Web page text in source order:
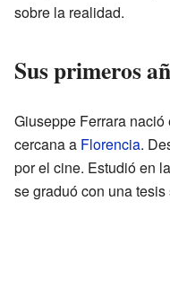
sobre la realidad.
Sus primeros
Giuseppe Ferrara
cercana a Florencia.
por el cine. Estudió en
se graduó con una